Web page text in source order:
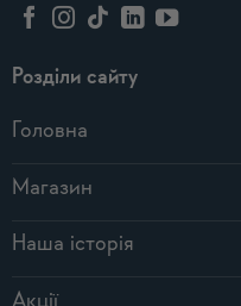
Розділи сайту
Головна
Магазин
Наша історія